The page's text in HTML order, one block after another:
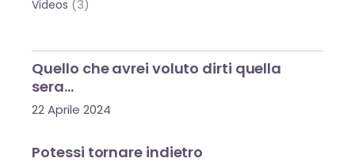
Videos (3)
Quello che avrei voluto dirti quella
sera…
22 Aprile 2024
Potessi tornare indietro